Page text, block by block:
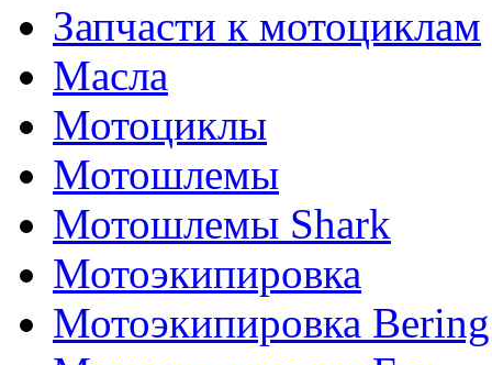
Запчасти к мотоциклам
Масла
Мотоциклы
Мотошлемы
Мотошлемы Shark
Мотоэкипировка
Мотоэкипировка Bering